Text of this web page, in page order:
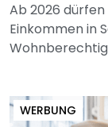
Ab 2026
Einkommen in
WERBUNG